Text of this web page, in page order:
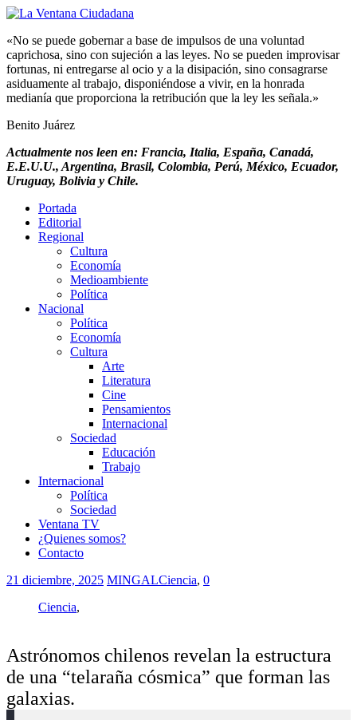
«No se puede gobernar a base de impulsos de una voluntad
caprichosa, sino con sujeción a las leyes. No se pueden improvisar
fortunas, ni entregarse al ocio y a la disipación, sino consagrarse
asiduamente al trabajo, disponiéndose a vivir, en la honrada
medianía que proporciona la retribución que la ley les señala.»
Benito Juárez
Actualmente nos leen en: Francia, Italia, España, Canadá,
E.E.U.U., Argentina, Brasil, Colombia, Perú, México, Ecuador,
Uruguay, Bolivia y Chile.
Portada
Editorial
Regional
Cultura
Economía
Medioambiente
Política
Nacional
Política
Economía
Cultura
Arte
Literatura
Cine
Pensamientos
Internacional
Sociedad
Educación
Trabajo
Internacional
Política
Sociedad
Ventana TV
¿Quienes somos?
Contacto
21 diciembre, 2025 MINGALCiencia, 0
Ciencia,
Astrónomos chilenos revelan la estructura
de una “telaraña cósmica” que forman las
galaxias.